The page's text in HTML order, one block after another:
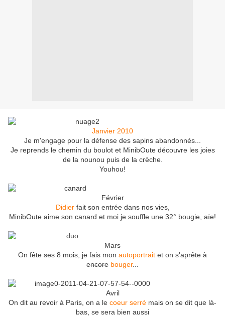
Janvier 2010
Je m'engage pour la défense des sapins abandonnés...
Je reprends le chemin du boulot et MinibOute découvre les joies
de la nounou puis de la crèche.
Youhou!
Février
Didierfait son entrée dans nos vies,
MinibOute aime son canard et moi je souffle une 32° bougie, aïe!
Mars
On fête ses 8 mois, je fais mon autoportrait et on s'aprête à
encore bouger...
Avril
On dit au revoir à Paris, on a le coeur serré mais on se dit que là-
bas, se sera bien aussi